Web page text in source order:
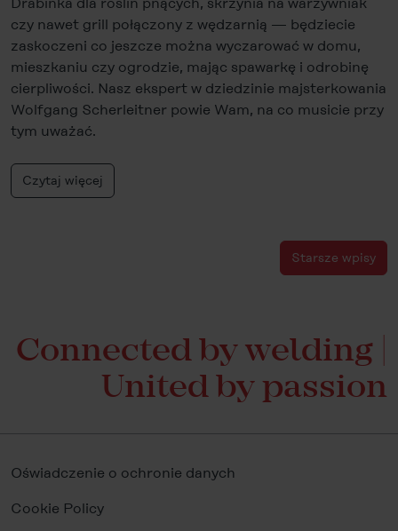
czy nawet grill połączony z wędzarnią — będziecie
zaskoczeni co jeszcze można wyczarować w domu,
mieszkaniu czy ogrodzie, mając spawarkę i odrobinę
cierpliwości. Nasz ekspert w dziedzinie majsterkowania
Wolfgang Scherleitner powie Wam, na co musicie przy
tym uważać.
Czytaj więcej
Starsze wpisy
Connected by welding |
United by passion
Oświadczenie o ochronie danych
Cookie Policy